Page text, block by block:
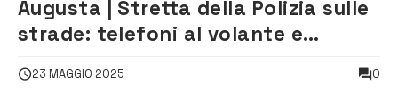
Augusta | Stretta della Polizia sulle
strade: telefoni al volante e
23 MAGGIO 2025 0